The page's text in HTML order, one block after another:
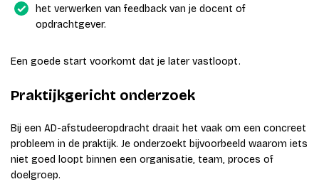
het verwerken van feedback van je docent of
opdrachtgever.
Een goede start voorkomt dat je later vastloopt.
Praktijkgericht onderzoek
Bij een AD-afstudeeropdracht draait het vaak om een concreet
probleem in de praktijk. Je onderzoekt bijvoorbeeld waarom iets
niet goed loopt binnen een organisatie, team, proces of
doelgroep.